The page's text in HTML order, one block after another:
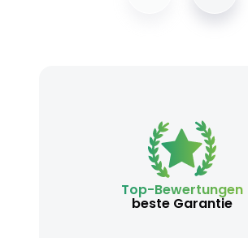
Top-Bewertungen
beste Garantie